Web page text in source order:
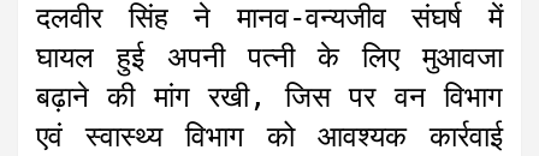
दलवीर सिंह ने मानव-वन्यजीव संघर्ष में
घायल हुई अपनी पत्नी के लिए मुआवजा
बढ़ाने की मांग रखी, जिस पर वन विभाग
एवं स्वास्थ्य विभाग को आवश्यक कार्रवाई